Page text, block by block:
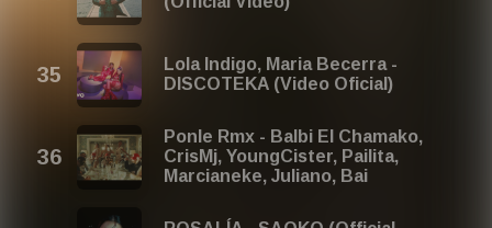
Lola Indigo, Maria Becerra -
DISCOTEKA (Video Oficial)
Ponle Rmx - Balbi El Chamako,
CrisMj, YoungCister, Pailita,
Marcianeke, Juliano, Bai